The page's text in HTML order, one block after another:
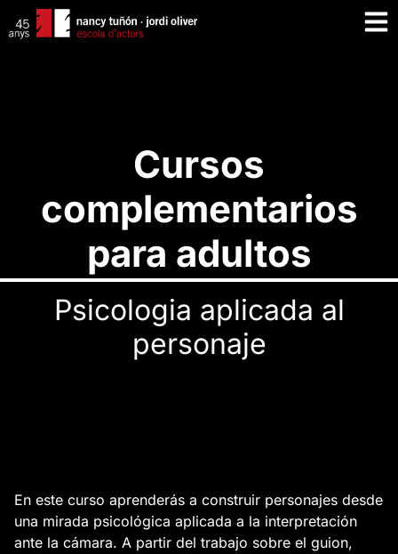
Cursos
complementarios
para adultos
Psicologia aplicada al
personaje
En este curso aprenderás a construir personajes desde
una mirada psicológica aplicada a la interpretación
ante la cámara. A partir del trabajo sobre el guion,